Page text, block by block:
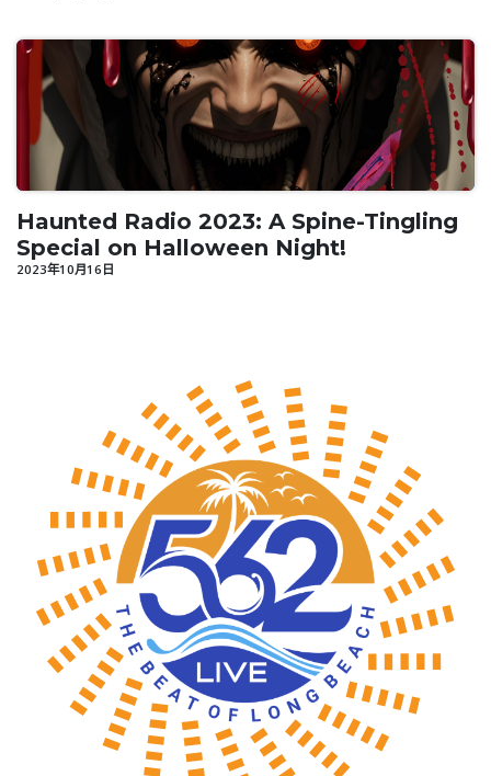
Haunted Radio 2023: A Spine-Tingling
Special on Halloween Night!
2023年10月16日